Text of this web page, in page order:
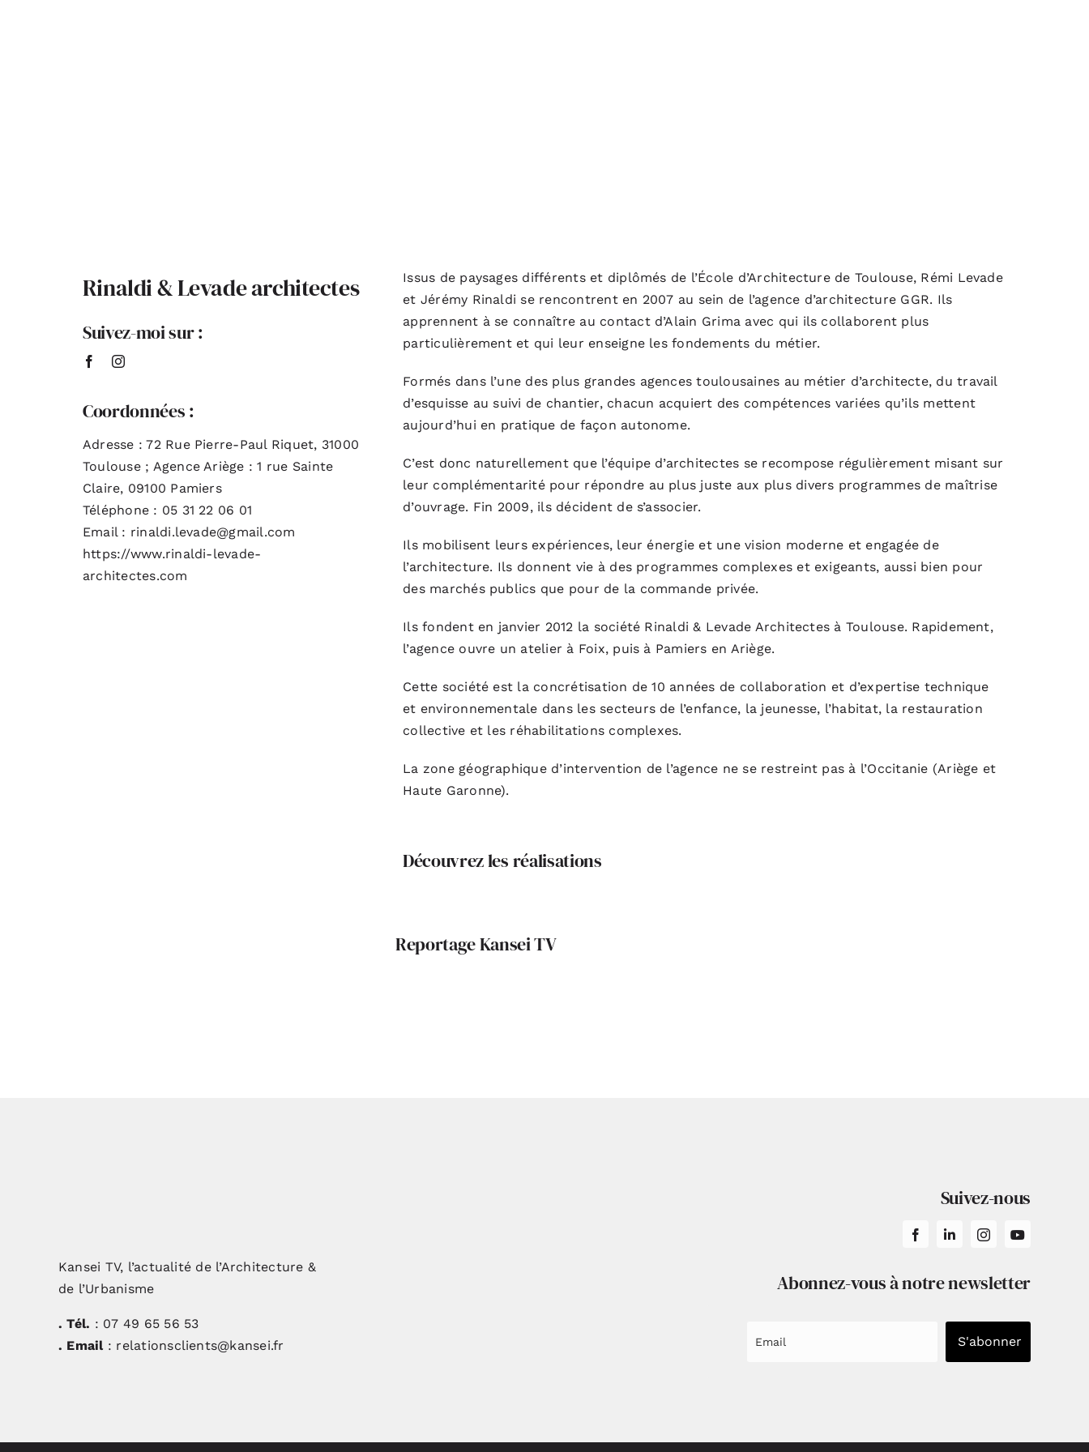
Rinaldi & Levade architectes
Suivez-moi sur :
Coordonnées :
Adresse : 72 Rue Pierre-Paul Riquet, 31000
Toulouse ; Agence Ariège : 1 rue Sainte
Claire, 09100 Pamiers
Téléphone : 05 31 22 06 01
Email : rinaldi.levade@gmail.com
https://www.rinaldi-levade-
architectes.com
Issus de paysages différents et diplômés de l’École d’Architecture de Toulouse, Rémi Levade
et Jérémy Rinaldi se rencontrent en 2007 au sein de l’agence d’architecture GGR. Ils
apprennent à se connaître au contact d’Alain Grima avec qui ils collaborent plus
particulièrement et qui leur enseigne les fondements du métier.
Formés dans l’une des plus grandes agences toulousaines au métier d’architecte, du travail
d’esquisse au suivi de chantier, chacun acquiert des compétences variées qu’ils mettent
aujourd’hui en pratique de façon autonome.
C’est donc naturellement que l’équipe d’architectes se recompose régulièrement misant sur
leur complémentarité pour répondre au plus juste aux plus divers programmes de maîtrise
d’ouvrage. Fin 2009, ils décident de s’associer.
Ils mobilisent leurs expériences, leur énergie et une vision moderne et engagée de
l’architecture. Ils donnent vie à des programmes complexes et exigeants, aussi bien pour
des marchés publics que pour de la commande privée.
Ils fondent en janvier 2012 la société Rinaldi & Levade Architectes à Toulouse. Rapidement,
l’agence ouvre un atelier à Foix, puis à Pamiers en Ariège.
Cette société est la concrétisation de 10 années de collaboration et d’expertise technique
et environnementale dans les secteurs de l’enfance, la jeunesse, l’habitat, la restauration
collective et les réhabilitations complexes.
La zone géographique d’intervention de l’agence ne se restreint pas à l’Occitanie (Ariège et
Haute Garonne).
Découvrez les réalisations
Reportage Kansei TV
Kansei TV, l’actualité de l’Architecture &
de l’Urbanisme
. Tél. : 07 49 65 56 53
. Email: relationsclients@kansei.fr
Suivez-nous
Abonnez-vous à notre newsletter
S'abonner